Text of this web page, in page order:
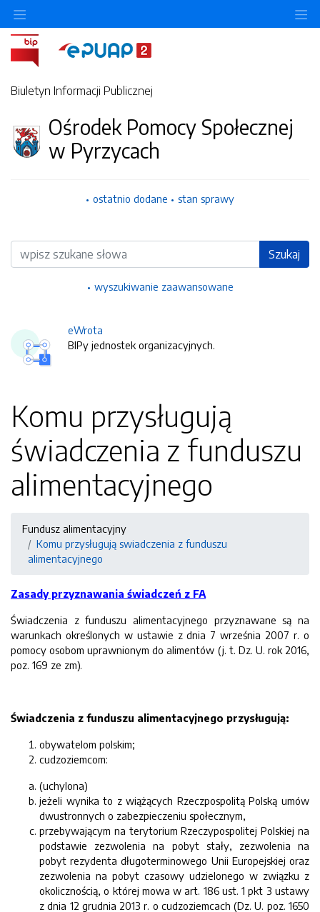
Biuletyn Informacji Publicznej
Ośrodek Pomocy Społecznej
w Pyrzycach
ostatnio dodane stan sprawy
Wyszukiwarka Szukaj
wyszukiwanie zaawansowane
eWrota
BIPy jednostek organizacyjnych.
Komu przysługują
świadczenia z funduszu
alimentacyjnego
Fundusz alimentacyjny
Komu przysługują swiadczenia z funduszu
alimentacyjnego
Zasady przyznawania świadczeń z FA
Świadczenia z funduszu alimentacyjnego przyznawane są na
warunkach określonych w ustawie z dnia 7 września 2007 r. o
pomocy osobom uprawnionym do alimentów (j. t. Dz. U. rok 2016,
poz. 169 ze zm).
Świadczenia z funduszu alimentacyjnego przysługują:
obywatelom polskim;
cudzoziemcom:
(uchylona)
jeżeli wynika to z wiążących Rzeczpospolitą Polską umów
dwustronnych o zabezpieczeniu społecznym,
przebywającym na terytorium Rzeczypospolitej Polskiej na
podstawie zezwolenia na pobyt stały, zezwolenia na
pobyt rezydenta długoterminowego Unii Europejskiej oraz
zezwolenia na pobyt czasowy udzielonego w związku z
okolicznością, o której mowa w art. 186 ust. 1 pkt 3 ustawy
z dnia 12 grudnia 2013 r. o cudzoziemcach (Dz. U. poz. 1650